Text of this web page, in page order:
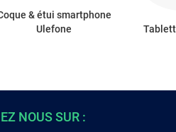
& étui smartphone
Ulefone
NOUS SUR :